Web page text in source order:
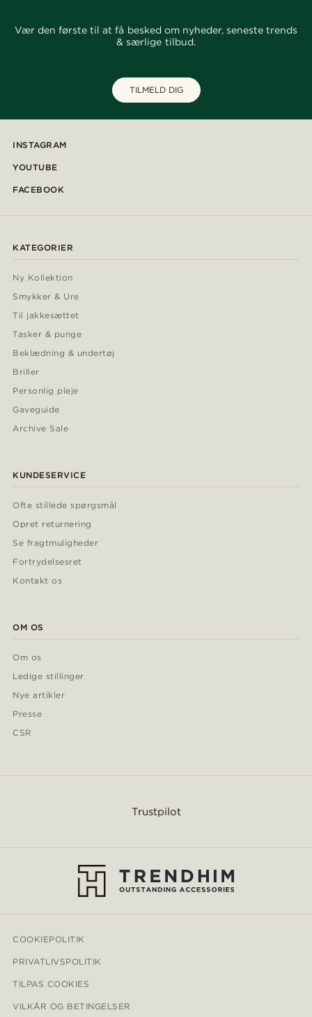
Vær den første til at få besked om nyheder, seneste trends
& særlige tilbud.
TILMELD DIG
INSTAGRAM
YOUTUBE
FACEBOOK
KATEGORIER
Ny Kollektion
Smykker & Ure
Til jakkesættet
Tasker & punge
Beklædning & undertøj
Briller
Personlig pleje
Gaveguide
Archive Sale
KUNDESERVICE
Ofte stillede spørgsmål
Opret returnering
Se fragtmuligheder
Fortrydelsesret
Kontakt os
OM OS
Om os
Ledige stillinger
Nye artikler
Presse
CSR
Trustpilot
COOKIEPOLITIK
PRIVATLIVSPOLITIK
TILPAS COOKIES
VILKÅR OG BETINGELSER